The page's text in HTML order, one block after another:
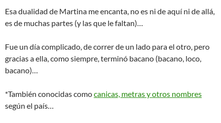
Esa dualidad de Martina me encanta, no es ni de aquí ni de allá,
es de muchas partes (y las que le faltan)…
Fue un día complicado, de correr de un lado para el otro, pero
gracias a ella, como siempre, terminó bacano (bacano, loco,
bacano)…
*También conocidas comocanicas, metras y otros nombres
según el país…